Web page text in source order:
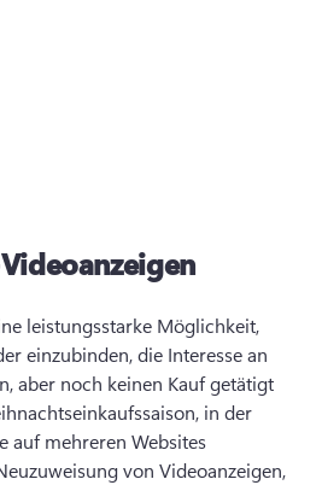
leistungsstarke Möglichkeit,
einzubinden, die Interesse an
aber noch keinen Kauf getätigt
in der
auf mehreren Websites
von Videoanzeigen,